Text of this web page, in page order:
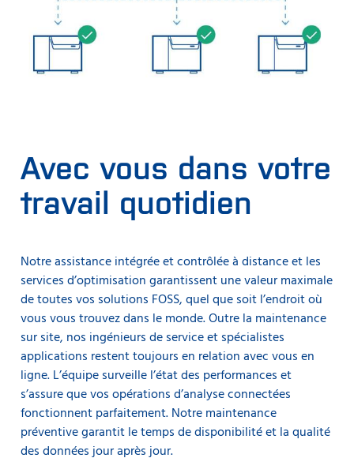
Avec vous dans votre
travail quotidien
Notre assistance intégrée et contrôlée à distance et les
services d’optimisation garantissent une valeur maximale
de toutes vos solutions FOSS, quel que soit l’endroit où
vous vous trouvez dans le monde. Outre la maintenance
sur site, nos ingénieurs de service et spécialistes
applications restent toujours en relation avec vous en
ligne. L’équipe surveille l’état des performances et
s’assure que vos opérations d’analyse connectées
fonctionnent parfaitement. Notre maintenance
préventive garantit le temps de disponibilité et la qualité
des données jour après jour.